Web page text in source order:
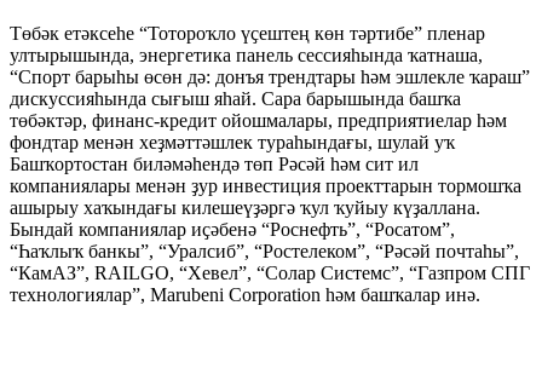
Төбәк етәксеһе “Тотороҡло үҫештең көн тәртибе” пленар
ултырышында, энергетика панель сессияһында ҡатнаша,
“Спорт барыһы өсөн дә: донъя трендтары һәм эшлекле ҡараш”
дискуссияһында сығыш яһай. Сара барышында башҡа
төбәктәр, финанс-кредит ойошмалары, предприятиелар һәм
фондтар менән хеҙмәттәшлек тураһындағы, шулай уҡ
Башҡортостан биләмәһендә төп Рәсәй һәм сит ил
компаниялары менән ҙур инвестиция проекттарын тормошҡа
ашырыу хаҡындағы килешеүҙәргә ҡул ҡуйыу күҙаллана.
Бындай компаниялар иҫәбенә “Роснефть”, “Росатом”,
“Һаҡлыҡ банкы”, “Уралсиб”, “Ростелеком”, “Рәсәй почтаһы”,
“КамАЗ”, RAILGO, “Хевел”, “Солар Системс”, “Газпром СПГ
технологиялар”, Marubeni Corporation һәм башҡалар инә.